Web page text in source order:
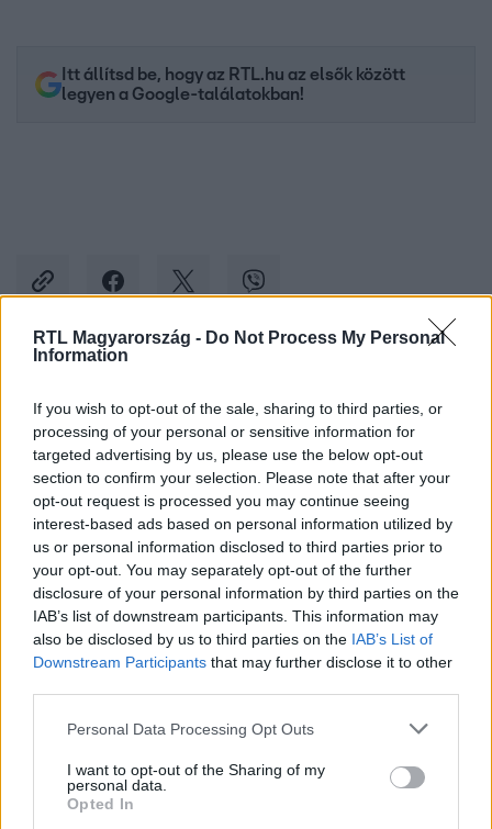
RTL Magyarország - Do Not Process My Personal
Information
If you wish to opt-out of the sale, sharing to third parties, or
processing of your personal or sensitive information for
targeted advertising by us, please use the below opt-out
section to confirm your selection. Please note that after your
opt-out request is processed you may continue seeing
interest-based ads based on personal information utilized by
us or personal information disclosed to third parties prior to
your opt-out. You may separately opt-out of the further
disclosure of your personal information by third parties on the
IAB’s list of downstream participants. This information may
also be disclosed by us to third parties on the IAB’s List of
Downstream Participants that may further disclose it to other
Please note that this website/app uses one or more Google
not limited to your visit or usage behaviour. You may click to
grant or deny consent to Google and its third-party tags to
use your data for below specified purposes in below Google
Personal Data Processing Opt Outs
I want to opt-out of the Sharing of my
personal data.
Opted In
Itt állítsd be, hogy az RTL.hu az elsők között
legyen a Google-találatokban!
Facebookon is!
Követem
IDŐJÁRÁS #RTL IDŐJÁRÁS # RTL